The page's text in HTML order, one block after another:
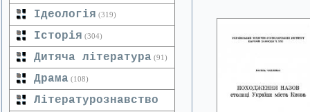
Ідеологія (319)
Історія (304)
Дитяча література (91)
Драма (108)
Літературознавство